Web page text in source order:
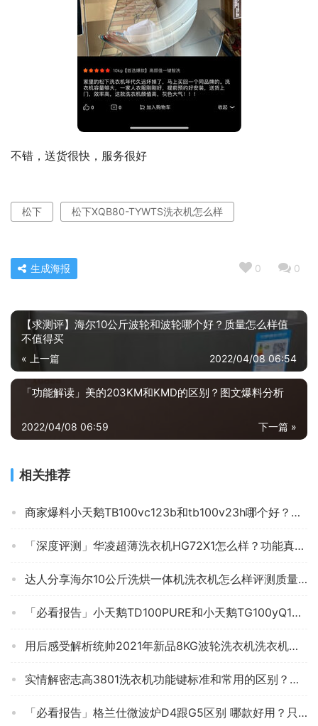
不错，送货很快，服务很好
松下 松下XQB80-TYWTS洗衣机怎么样
0 0
生成海报
【求测评】海尔10公斤波轮和波轮哪个好？质量怎么样值
不值得买
« 上一篇 2022/04/08 06:54
「功能解读」美的203KM和KMD的区别？图文爆料分析
下一篇 »
2022/04/08 06:59
相关推荐
商家爆料小天鹅TB100vc123b和tb100v23h哪个好？谁是性价比之王
「深度评测」华凌超薄洗衣机HG72X1怎么样？功能真的不好吗
达人分享海尔10公斤洗烘一体机洗衣机怎么样评测质量值得买吗？
「必看报告」小天鹅TD100PURE和小天鹅TG100yQ1的区别？评测质量好不好
用后感受解析统帅2021年新品8KG波轮洗衣机洗衣机怎么样的质量，评测为什么这样？
实情解密志高3801洗衣机功能键标准和常用的区别？评测值得买吗
「必看报告」格兰仕微波炉D4跟G5区别 哪款好用？只选对的不选贵的